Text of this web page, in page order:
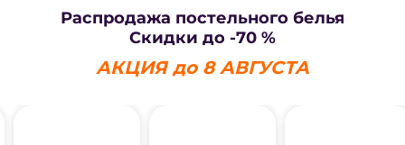
Распродажа постельного белья
Скидки до -70 %
АКЦИЯ до 8 АВГУСТА